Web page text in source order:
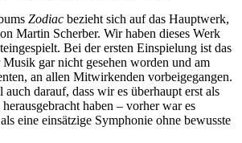
Zodiac bezieht sich auf das Hauptwerk,
Martin Scherber. Wir haben dieses Werk
Bei der ersten Einspielung ist das
gar nicht gesehen worden und am
an allen Mitwirkenden vorbeigegangen.
auch darauf, dass wir es überhaupt erst als
haben – vorher war es
eine einsätzige Symphonie ohne bewusste